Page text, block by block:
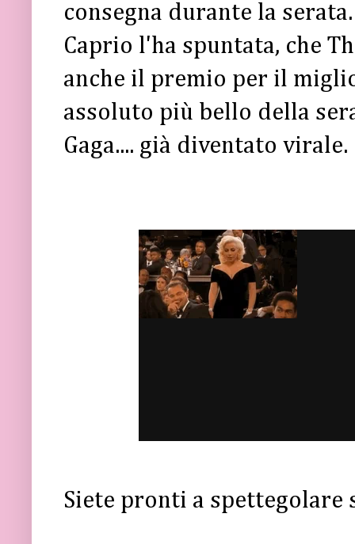
consegna durante la
Caprio l'ha spuntata, che
anche il premio per il
assoluto più bello della
Gaga.... già diventato virale.
Siete pronti a